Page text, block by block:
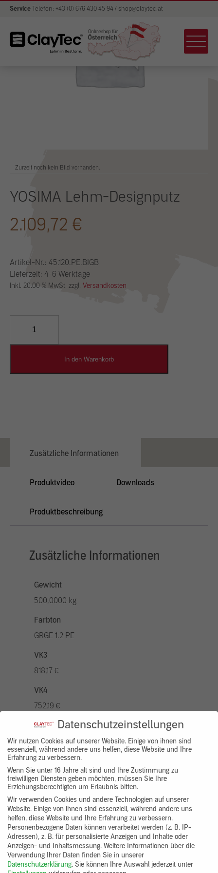
Service Telefon: +43 (0) 676 430 45 94 / shop@claytec.at
Zurzeit noch kein Bild vorhanden.
YOSIMA Lehm-Designputz
2.109,72 €
Artikel-Nr.: 45.120.PE.BIGB
Lieferzeit: 4-6 Werktage
Inkl. 20.00 % MwSt. zzgl. Versandkosten
Designputz
In den Warenkorb
Zusätzliche Informationen
Produktvideo Downloads
Produktbeschreibung
Zusätzliche Informationen
Gewicht
500,0000 kg
Farbton
GRGE 1.2 PE
VK3
818,17 €
VK4
752,19 €
VK5
936,94 €
VK7
686,20 €
Gruppenprodukt
yosima_designputz_bigb
Datenschutzeinstellungen
Wir nutzen Cookies auf unserer Website. Einige von ihnen sind
essenziell, während andere uns helfen, diese Website und Ihre
Erfahrung zu verbessern.
Wenn Sie unter 16 Jahre alt sind und Ihre Zustimmung zu
freiwilligen Diensten geben möchten, müssen Sie Ihre
Erziehungsberechtigten um Erlaubnis bitten.
Wir verwenden Cookies und andere Technologien auf unserer
Website. Einige von ihnen sind essenziell, während andere uns
helfen, diese Website und Ihre Erfahrung zu verbessern.
Personenbezogene Daten können verarbeitet werden (z. B. IP-
Adressen), z. B. für personalisierte Anzeigen und Inhalte oder
Anzeigen- und Inhaltsmessung. Weitere Informationen über die
Verwendung Ihrer Daten finden Sie in unserer
Datenschutzerklärung. Sie können Ihre Auswahl jederzeit unter